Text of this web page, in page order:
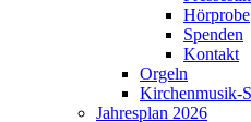
Hörprobe
Spenden
Kontakt
Orgeln
Kirchenmusik-
Jahresplan 2026